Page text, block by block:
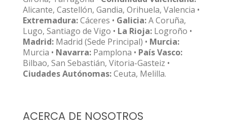
Alicante, Castellón, Gandia, Orihuela, Valencia •
Extremadura:Cáceres • Galicia:A Coruña,
Lugo, Santiago de Vigo • La Rioja: Logroño •
Madrid: Madrid (Sede Principal) • Murcia:
Murcia • Navarra: Pamplona • País Vasco:
Bilbao, San Sebastián, Vitoria-Gasteiz •
Ciudades Autónomas:Ceuta, Melilla.
ACERCA DE NOSOTROS